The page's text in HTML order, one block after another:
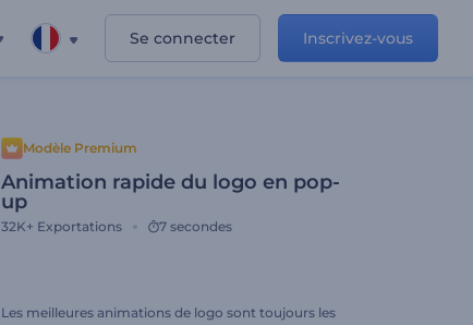
Se connecter Inscrivez-vous
Modèle Premium
Animation rapide du logo en pop-
up
32K+ Exportations 7 secondes
Les meilleures animations de logo sont toujours les